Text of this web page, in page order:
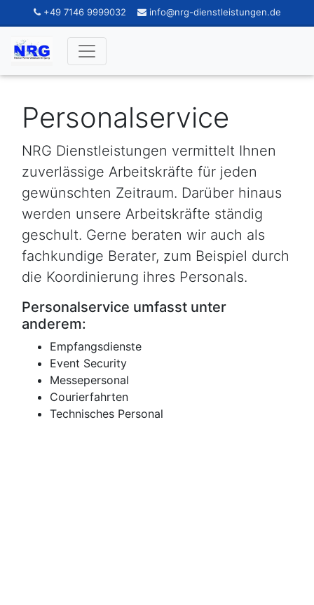
+49 7146 9999032 info@nrg-dienstleistungen.de
Personalservice
NRG Dienstleistungen vermittelt Ihnen
zuverlässige Arbeitskräfte für jeden
gewünschten Zeitraum. Darüber hinaus
werden unsere Arbeitskräfte ständig
geschult. Gerne beraten wir auch als
fachkundige Berater, zum Beispiel durch
die Koordinierung ihres Personals.
Personalservice umfasst unter
anderem:
Empfangsdienste
Event Security
Messepersonal
Courierfahrten
Technisches Personal